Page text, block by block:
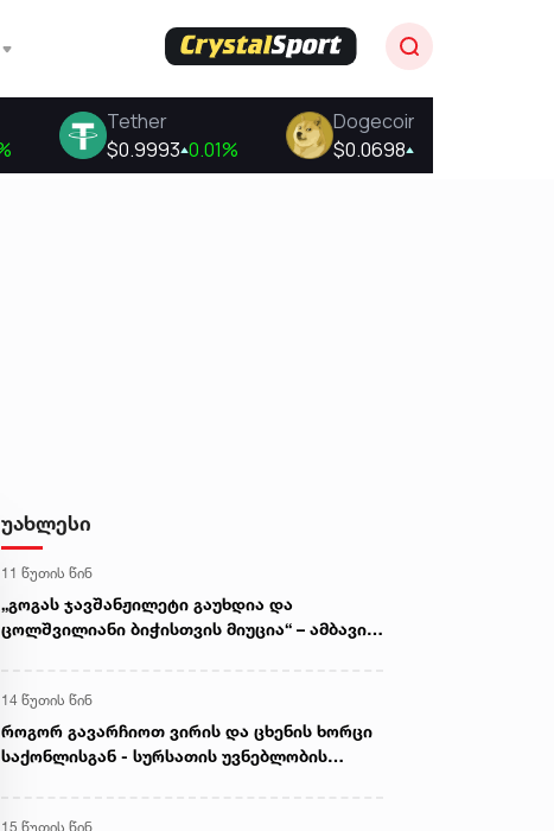
უახლესი
11 წუთის წინ
„გოგას ჯავშანჟილეტი გაუხდია და
ცოლშვილიანი ბიჭისთვის მიუცია“ – ამბავი
14 წუთის წინ
როგორ გავარჩიოთ ვირის და ცხენის ხორცი
საქონლისგან - სურსათის უვნებლობის
15 წუთის წინ